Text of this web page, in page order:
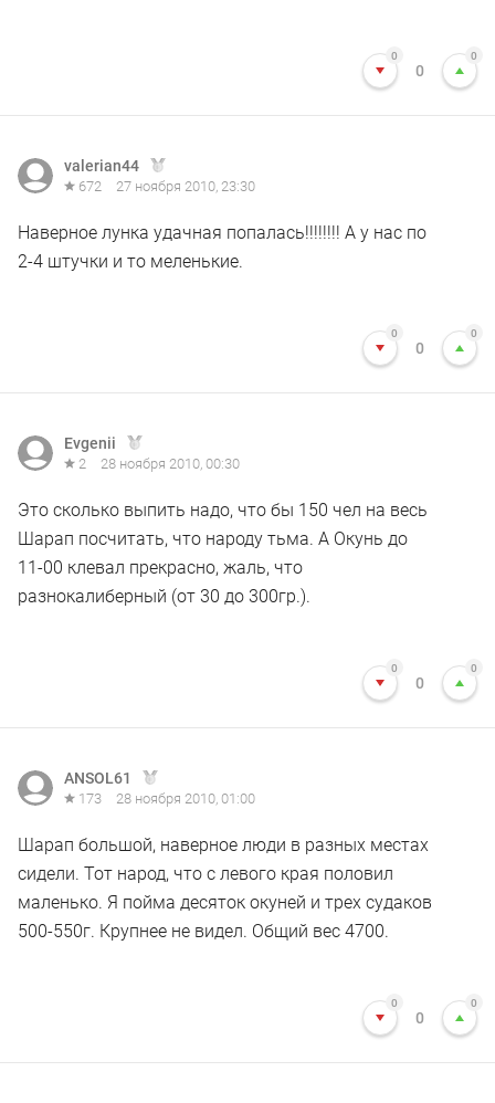
0
0
0
valerian44
672 27 ноября 2010, 23:30
Наверное лунка удачная попалась!!!!!!!! А у нас по
2-4 штучки и то меленькие.
0
0
0
Evgenii
2 28 ноября 2010, 00:30
Это сколько выпить надо, что бы 150 чел на весь
Шарап посчитать, что народу тьма. А Окунь до
11-00 клевал прекрасно, жаль, что
разнокалиберный (от 30 до 300гр.).
0
0
0
ANSOL61
173 28 ноября 2010, 01:00
Шарап большой, наверное люди в разных местах
сидели. Тот народ, что с левого края половил
маленько. Я пойма десяток окуней и трех судаков
500-550г. Крупнее не видел. Общий вес 4700.
0
0
0